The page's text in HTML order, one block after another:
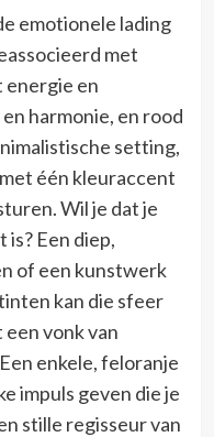
emotionele lading
met
energie en
harmonie, en rood
setting,
één kleuraccent
Wil je dat je
is? Een diep,
of een kunstwerk
kan die sfeer
vonk van
enkele, feloranje
impuls geven die je
stille regisseur van